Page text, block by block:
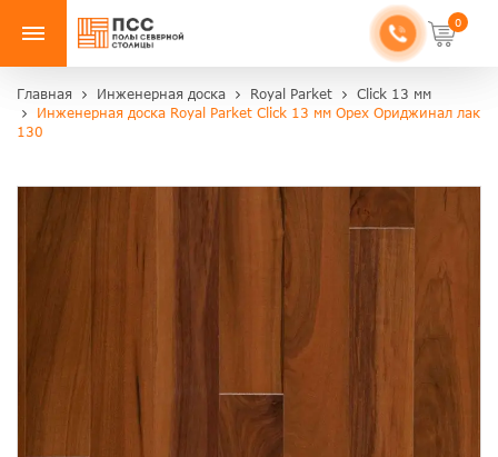
0
Главная Инженерная доска Royal Parket
Click 13 мм
Инженерная доска Royal Parket Click 13 мм Орех Ориджинал лак
130